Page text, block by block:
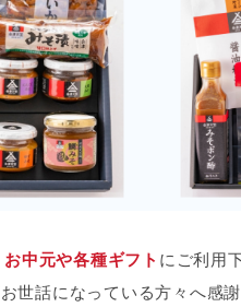
お中元や各種ギフト にご利用
世話になっている方々へ感